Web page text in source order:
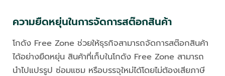
ความยืดหยุ่นในการจัดการสต๊อกสินค้า
โกดัง Free Zone ช่วยให้ธุรกิจสามารถจัดการสต๊อกสินค้า
ได้อย่างยืดหยุ่น สินค้าที่เก็บในโกดัง Free Zone สามารถ
นำไปแปรรูป ซ่อมแซม หรือบรรจุใหม่ได้โดยไม่ต้องเสียภาษี